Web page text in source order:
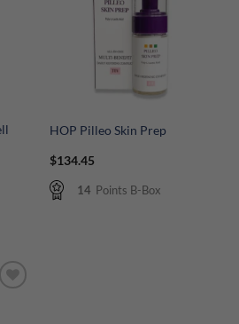
HOP Pilleo Skin Prep
$134.45
14 Points B-Box